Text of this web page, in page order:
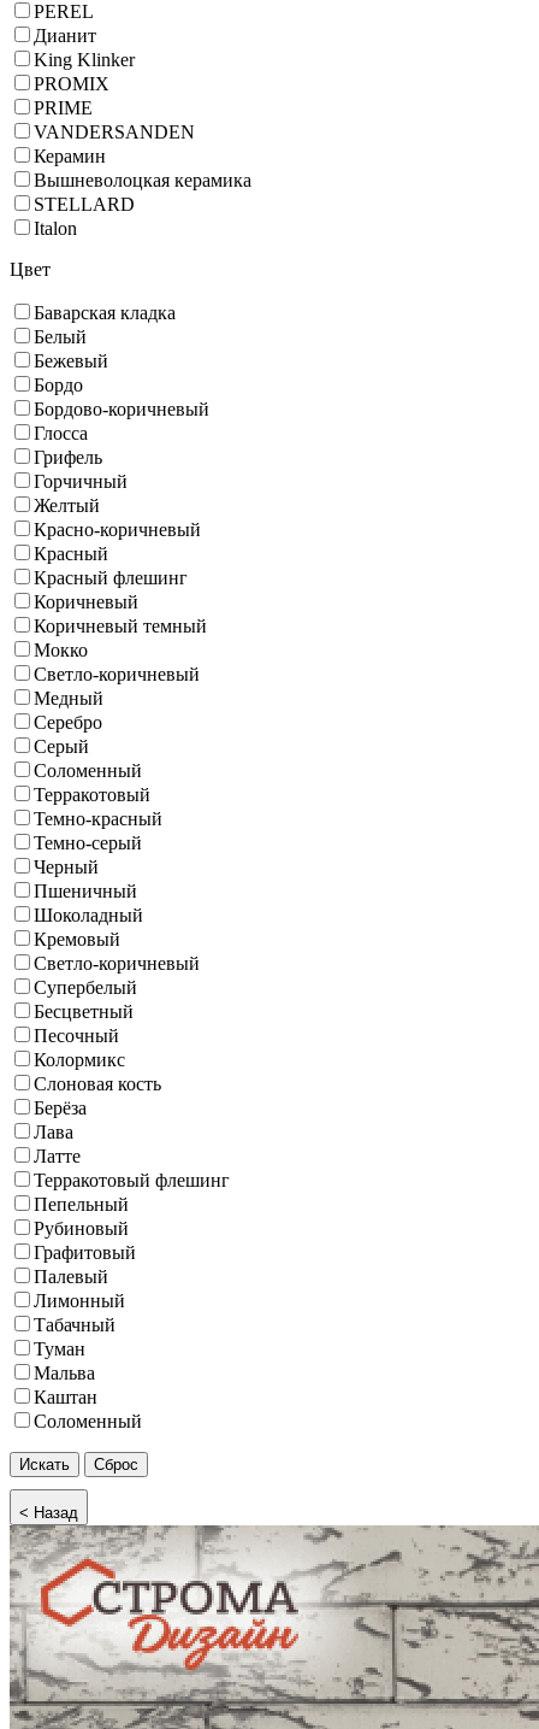
PEREL
Дианит
King Klinker
PROMIX
PRIME
VANDERSANDEN
Керамин
Вышневолоцкая керамика
STELLARD
Italon
Цвет
Баварская кладка
Белый
Бежевый
Бордо
Бордово-коричневый
Глосса
Грифель
Горчичный
Желтый
Красно-коричневый
Красный
Красный флешинг
Коричневый
Коричневый темный
Мокко
Светло-коричневый
Медный
Серебро
Серый
Соломенный
Терракотовый
Темно-красный
Темно-серый
Черный
Пшеничный
Шоколадный
Кремовый
Светло-коричневый
Супербелый
Бесцветный
Песочный
Колормикс
Слоновая кость
Берёза
Лава
Латте
Терракотовый флешинг
Пепельный
Рубиновый
Графитовый
Палевый
Лимонный
Табачный
Туман
Мальва
Каштан
Соломенный